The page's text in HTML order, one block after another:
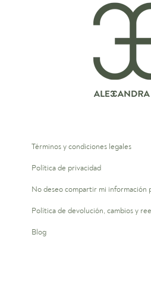
Términos y condiciones legales
Política de privacidad
No deseo compartir mi información
Política de devolución, cambios y
Blog